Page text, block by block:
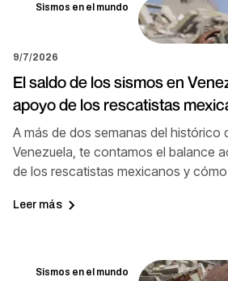
Sismos en el mundo
9/7/2026
El saldo de los sismos en
apoyo de los rescatistas
A más de dos semanas del histórico
Venezuela, te contamos el balance
de los rescatistas mexicanos y
Leer más
Sismos en el mundo